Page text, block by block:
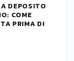
DEPOSITO
COME
PRIMA DI